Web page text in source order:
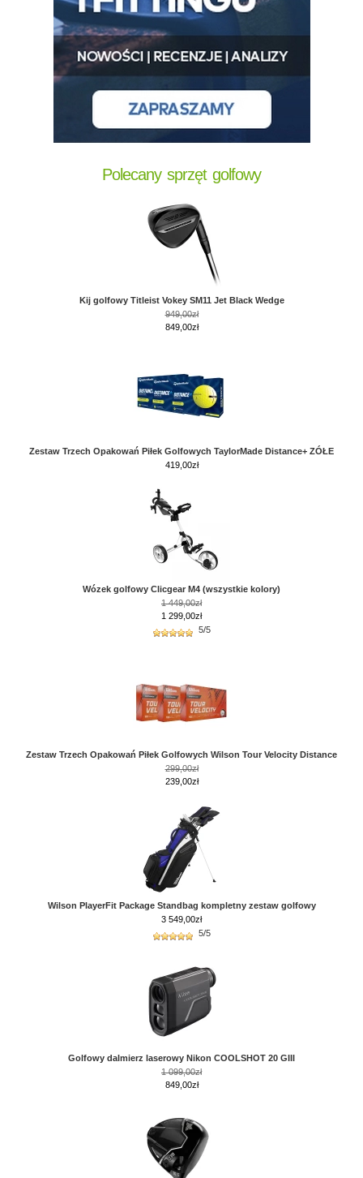
Polecany sprzęt golfowy
Kij golfowy Titleist Vokey SM11 Jet Black Wedge
949,00zł
849,00zł
Zestaw Trzech Opakowań Piłek Golfowych TaylorMade Distance+ ZÓŁE
419,00zł
Wózek golfowy Clicgear M4 (wszystkie kolory)
1 449,00zł
1 299,00zł
5/5
Zestaw Trzech Opakowań Piłek Golfowych Wilson Tour Velocity Distance
299,00zł
239,00zł
Wilson PlayerFit Package Standbag kompletny zestaw golfowy
3 549,00zł
5/5
Golfowy dalmierz laserowy Nikon COOLSHOT 20 GIII
1 099,00zł
849,00zł